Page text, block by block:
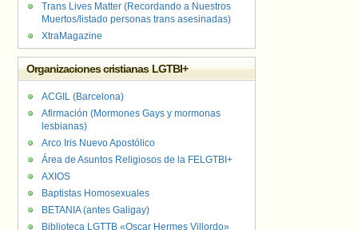
Trans Lives Matter (Recordando a Nuestros
Muertos/listado personas trans asesinadas)
XtraMagazine
Organizaciones cristianas LGTBI+
ACGIL (Barcelona)
Afirmación (Mormones Gays y mormonas
lesbianas)
Arco Iris Nuevo Apostólico
Área de Asuntos Religiosos de la FELGTBI+
AXIOS
Baptistas Homosexuales
BETANIA (antes Galigay)
Biblioteca LGTTB «Oscar Hermes Villordo»